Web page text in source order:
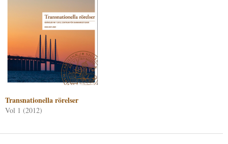
Transnationella rörelser
Vol 1 (2012)